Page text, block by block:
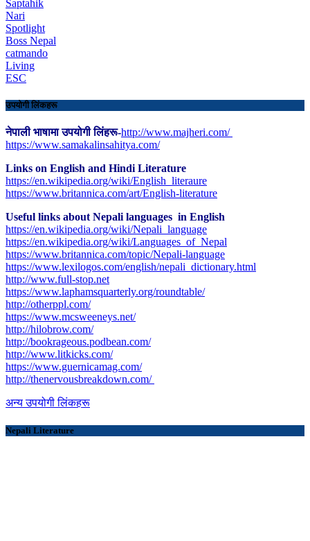
Saptahik
Nari
Spotlight
Boss Nepal
catmando
Living
ESC
उपयोगी लिंकहरू
नेपाली भाषामा उपयोगी लिंहरू-http://www.majheri.com/
https://www.samakalinsahitya.com/
Links on English and Hindi Literature
https://en.wikipedia.org/wiki/English_literaure
https://www.britannica.com/art/English-literature
Useful links about Nepali languages in English
https://en.wikipedia.org/wiki/Nepali_language
https://en.wikipedia.org/wiki/Languages_of_Nepal
https://www.britannica.com/topic/Nepali-language
https://www.lexilogos.com/english/nepali_dictionary.html
​http://www.full-stop.net
https://www.laphamsquarterly.org/roundtable/
http://otherppl.com/
https://www.mcsweeneys.net/
http://hilobrow.com/
http://bookrageous.podbean.com/
http://www.litkicks.com/
https://www.guernicamag.com/
http://thenervousbreakdown.com/
अन्य उपयोगी लिंकहरू
Nepali Literature